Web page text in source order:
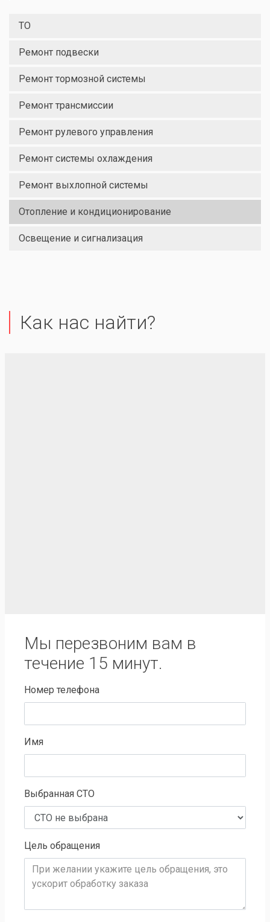
ТО
Ремонт подвески
Ремонт тормозной системы
Ремонт трансмиссии
Ремонт рулевого управления
Ремонт системы охлаждения
Ремонт выхлопной системы
Отопление и кондиционирование
Освещение и сигнализация
Как нас найти?
Мы перезвоним вам в
течение 15 минут.
Номер телефона
Имя
Выбранная СТО
Цель обращения